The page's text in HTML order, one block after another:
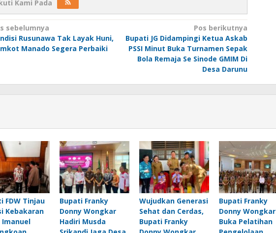
Kami Pada
sebelumnya
Rusunawa Tak Layak Huni,
Manado Segera Perbaiki
Pos berikutnya
Bupati JG Didampingi Ketua Askab
PSSI Minut Buka Turnamen Sepak
Bola Remaja Se Sinode GMIM Di
Desa Darunu
FDW Tinjau
Kebakaran
Imanuel
Bupati Franky
Donny Wongkar
Hadiri Musda
Wujudkan Generasi
Sehat dan Cerdas,
Bupati Franky
Bupati Franky
Donny Wongkar
Buka Pelatihan